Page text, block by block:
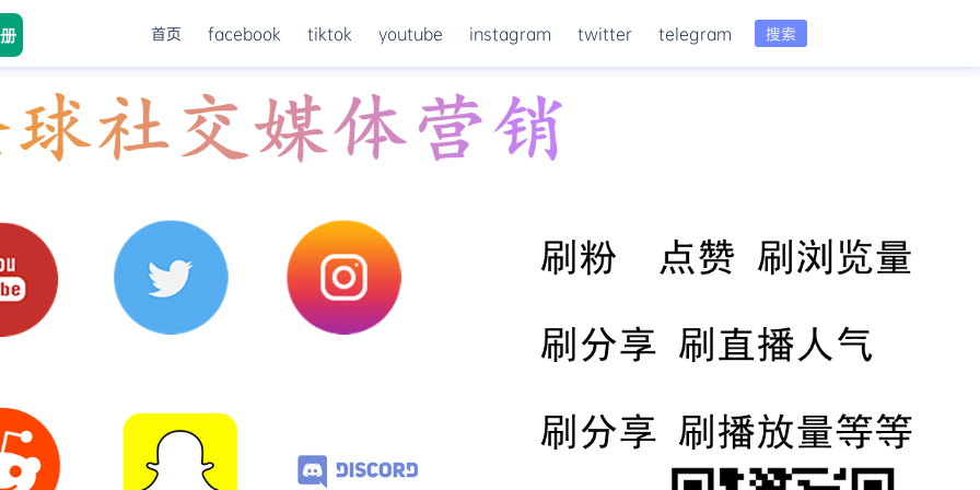
搜索
首页 facebook tiktok youtube instagram twitter telegram